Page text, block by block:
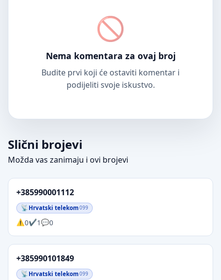
Nema komentara za ovaj broj
Budite prvi koji će ostaviti komentar i
podijeliti svoje iskustvo.
Slični brojevi
Možda vas zanimaju i ovi brojevi
+385990001112
Hrvatski telekom099
0 1 0
+385990101849
Hrvatski telekom099